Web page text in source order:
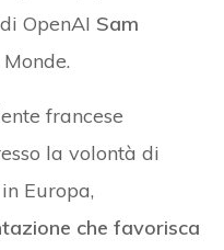
OpenAI Sam
francese
la volontà di
Europa,
che favorisca